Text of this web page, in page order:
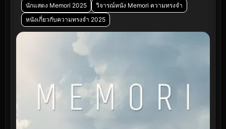
นักแสดง Memori 2025
วิจารณ์หนัง Memori ความทรงจำ
หนังเกี่ยวกับความทรงจำ 2025